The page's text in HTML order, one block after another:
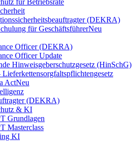
für Betriebsräte
(DEKRA)
für GeschäftsführerNeu
Officer (DEKRA)
Officer Update
Hinweisgeberschutzgesetz (HinSchG)
ActNeu
(DEKRA)
& KI
Grundlagen
Masterclass
KI